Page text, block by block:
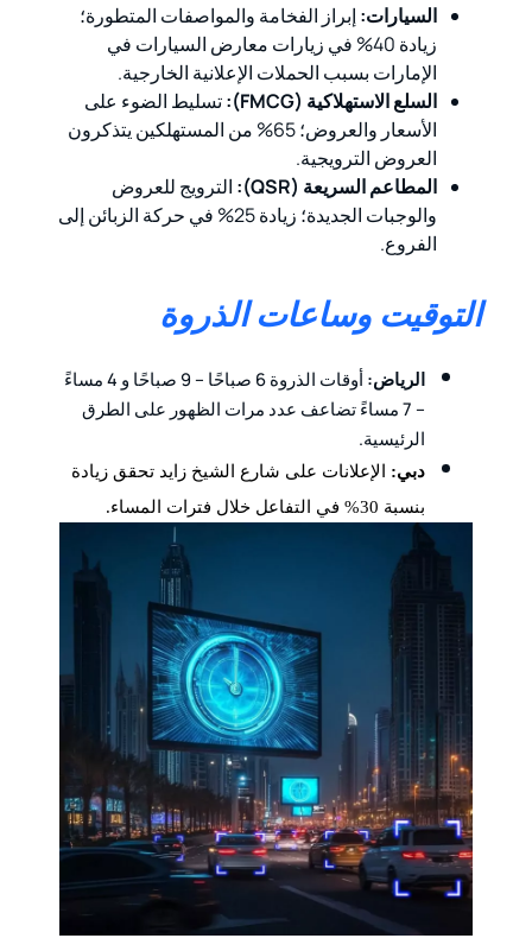
السيارات: إبراز الفخامة والمواصفات المتطورة؛
زيادة 40% في زيارات معارض السيارات في
الإمارات بسبب الحملات الإعلانية الخارجية.
السلع الاستهلاكية (FMCG):
تسليط الضوء على
الأسعار والعروض؛ 65% من المستهلكين يتذكرون
العروض الترويجية.
المطاعم السريعة (QSR):
الترويج للعروض
والوجبات الجديدة؛ زيادة 25% في حركة الزبائن إلى
الفروع.
التوقيت وساعات الذروة
الرياض:
أوقات الذروة 6 صباحًا – 9 صباحًا و 4 مساءً
– 7 مساءً تضاعف عدد مرات الظهور على الطرق
الرئيسية.
دبي: الإعلانات على شارع الشيخ زايد تحقق زيادة
بنسبة 30% في التفاعل خلال فترات المساء.